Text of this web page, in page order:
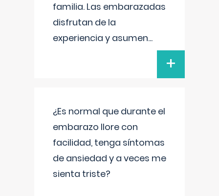
familia. Las embarazadas
disfrutan de la
experiencia y asumen...
+
¿Es normal que durante el
embarazo llore con
facilidad, tenga síntomas
de ansiedad y a veces me
sienta triste?